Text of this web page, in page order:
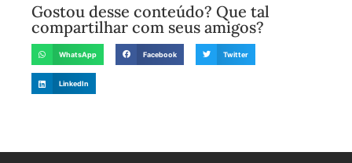
Gostou desse conteúdo? Que tal
compartilhar com seus amigos?
WhatsApp Facebook Twitter
LinkedIn